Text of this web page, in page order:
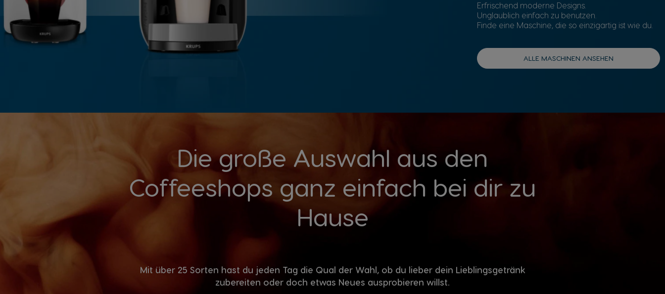
Erfrischend moderne Designs.
Unglaublich einfach zu benutzen.
Finde eine Maschine, die so einzigartig ist wie du.
ALLE MASCHINEN ANSEHEN
Die große Auswahl aus den
Coffeeshops ganz einfach bei dir zu
Hause
Mit über 25 Sorten hast du jeden Tag die Qual der Wahl, ob du lieber dein Lieblingsgetränk
zubereiten oder doch etwas Neues ausprobieren willst.